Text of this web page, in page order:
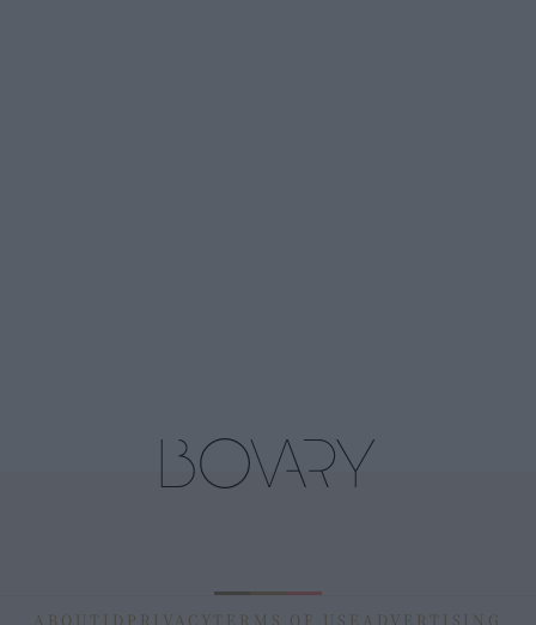
ABOUT ID PRIVACY TERMS OF USE ADVERTISING